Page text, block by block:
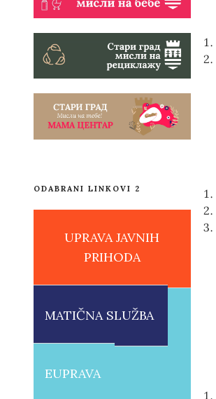
ODABRANI LINKOVI 2
UPRAVA JAVNIH
PRIHODA
MATIČNA SLUŽBA
EUPRAVA